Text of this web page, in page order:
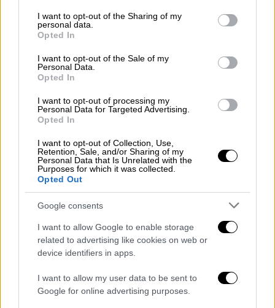
not limited to your visit or usage behaviour. You may click to
grant or deny consent to Google and its third-party tags to
use your data for below specified purposes in below Google
consent section.
I want to opt-out of the Sharing of my
personal data.
Opted In
I want to opt-out of the Sale of my
Personal Data.
Opted In
I want to opt-out of processing my
Personal Data for Targeted Advertising.
Opted In
I want to opt-out of Collection, Use,
Retention, Sale, and/or Sharing of my
Personal Data that Is Unrelated with the
Purposes for which it was collected.
Opted Out
Google consents
I want to allow Google to enable storage
related to advertising like cookies on web or
device identifiers in apps.
I want to allow my user data to be sent to
Google for online advertising purposes.
όταν οι νοσοκόμες του ζητούσαν να τους
μιλήσει, αντί για αγγλικά, ξεκινούσε τα... por
favor, λέγοντας για περίπου 20 λεπτά
ολόκληρες προτάσεις, πριν τελικά
επανέλθει στα φυσιολογικά και τη μητρική
του γλώσσα.Θυμάται μάλιστα όλα όσα τους
είπε... αλλά στα αγγλικά παρότι από το
γλώσσα.
Το πολύ σπάνιο σύνδρομο
Ο δικηγόρος και πατέρας τριών παιδιών
με μια πάρα πολύ σπάνια ασθένεια με μόλις
100 καταγεγραμμένα περιστατικά σε όλο τον
1907. Λέγεται Σύνδρομο Ξένης Γλώσσας
(Foreign Language Syndrome) και μπορεί να